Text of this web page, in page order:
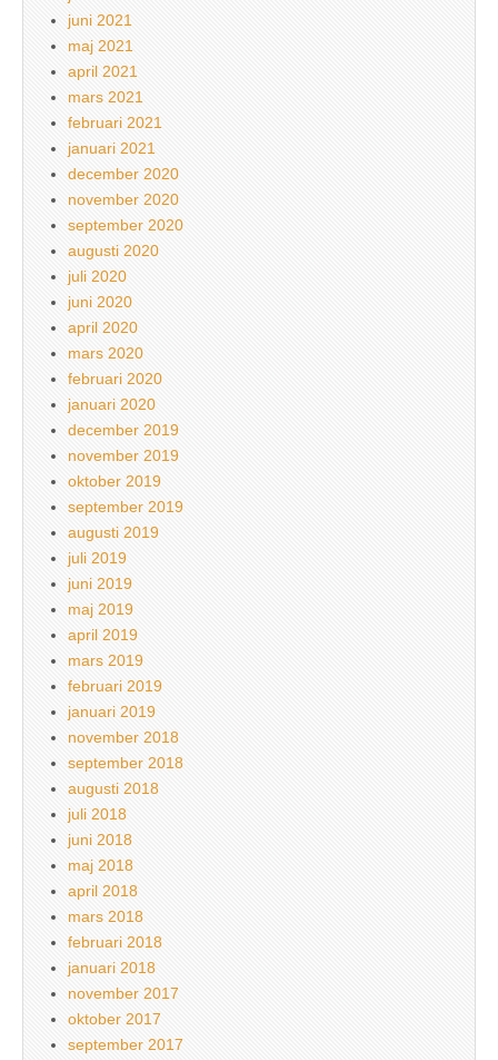
juni 2021
maj 2021
april 2021
mars 2021
februari 2021
januari 2021
december 2020
november 2020
september 2020
augusti 2020
juli 2020
juni 2020
april 2020
mars 2020
februari 2020
januari 2020
december 2019
november 2019
oktober 2019
september 2019
augusti 2019
juli 2019
juni 2019
maj 2019
april 2019
mars 2019
februari 2019
januari 2019
november 2018
september 2018
augusti 2018
juli 2018
juni 2018
maj 2018
april 2018
mars 2018
februari 2018
januari 2018
november 2017
oktober 2017
september 2017